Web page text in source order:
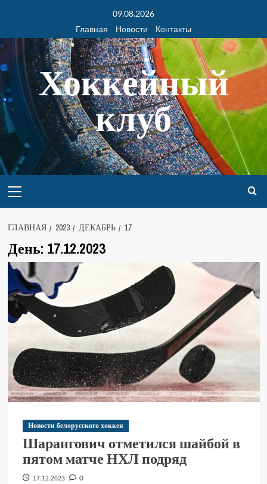
09.08.2026
Главная
Новости Контакты
Хоккейный
клуб
ГЛАВНАЯ 2023 ДЕКАБРЬ 17
День: 17.12.2023
Новости белорусского хоккея
Шарангович отметился шайбой в
пятом матче НХЛ подряд
17.12.2023 0